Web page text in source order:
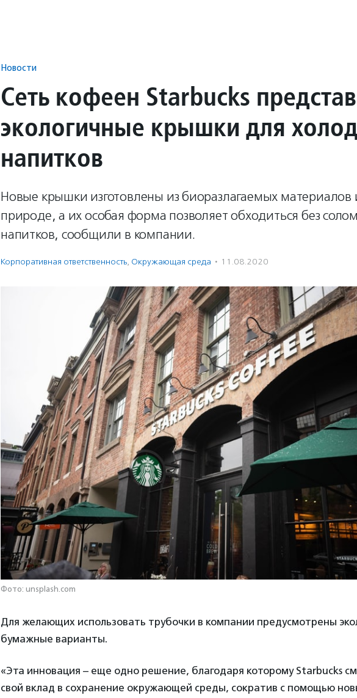
Новости
Сеть кофеен Starbucks
экологичные крышки для
напитков
Новые крышки изготовлены из биоразлагаемых материалов
природе, а их особая форма позволяет обходиться без
напитков, сообщили в компании.
Корпоративная ответственность, Окружающая среда · 11.08.2020
Фото: unsplash.com
Для желающих использовать трубочки в компании предусмотрены
бумажные варианты.
«Эта инновация – еще одно решение, благодаря которому Starbucks
свой вклад в сохранение окружающей среды, сократив с помощью